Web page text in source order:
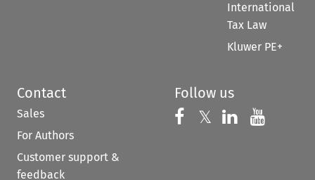
International
Tax Law
Kluwer PE+
Contact
Sales
For Authors
Customer support &
feedback
Follow us
Follow us on
𝕏 Follow us on
Follow us